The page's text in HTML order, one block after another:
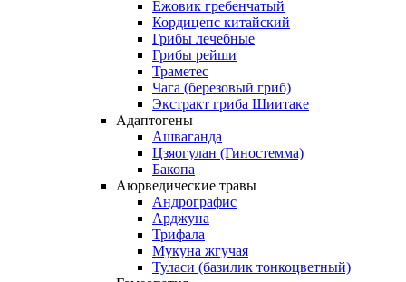
Ежовик гребенчатый
Кордицепс китайский
Грибы лечебные
Грибы рейши
Траметес
Чага (березовый гриб)
Экстракт гриба Шиитаке
Адаптогены
Ашваганда
Цзяогулан (Гиностемма)
Бакопа
Аюрведические травы
Андрографис
Арджуна
Трифала
Мукуна жгучая
Туласи (базилик тонкоцветный)